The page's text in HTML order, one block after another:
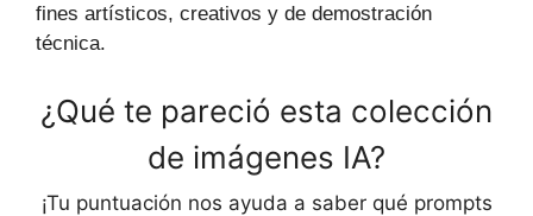
fines artísticos, creativos y de demostración
técnica.
¿Qué te pareció esta colección
de imágenes IA?
¡Tu puntuación nos ayuda a saber qué prompts